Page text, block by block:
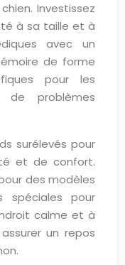
Investissez
à sa taille et à
avec un
de forme
pour les
problèmes
surélevés pour
et de confort.
des modèles
spéciales pour
calme et à
un repos